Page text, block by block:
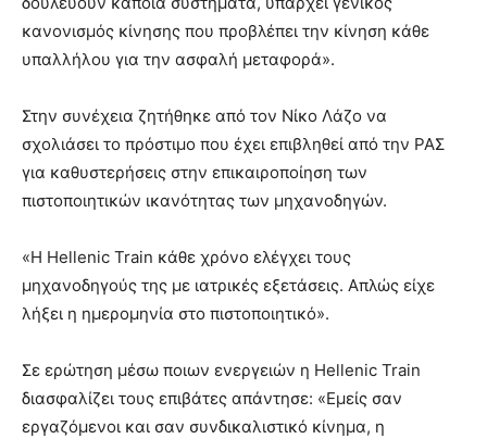
κανονισμός κίνησης που προβλέπει την κίνηση κάθε
υπαλλήλου για την ασφαλή μεταφορά».
Στην συνέχεια ζητήθηκε από τον Νίκο Λάζο να
σχολιάσει το πρόστιμο που έχει επιβληθεί από την ΡΑΣ
για καθυστερήσεις στην επικαιροποίηση των
πιστοποιητικών ικανότητας των μηχανοδηγών.
«Η Hellenic Train κάθε χρόνο ελέγχει τους
μηχανοδηγούς της με ιατρικές εξετάσεις. Απλώς είχε
λήξει η ημερομηνία στο πιστοποιητικό».
Σε ερώτηση μέσω ποιων ενεργειών η Hellenic Train
διασφαλίζει τους επιβάτες απάντησε: «Εμείς σαν
εργαζόμενοι και σαν συνδικαλιστικό κίνημα, η